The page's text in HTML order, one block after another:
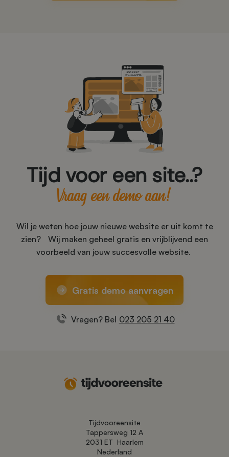
Tijd voor een site..?
Vraag een demo aan!
Wil je weten hoe jouw nieuwe website er uit komt te
zien? Wij maken geheel gratis en vrijblijvend een
voorbeeld van jouw succesvolle website.
Gratis demo aanvragen
Vragen? Bel 023 205 21 40
Tijdvooreensite
Tappersweg 12 A
2031 ET Haarlem
Nederland